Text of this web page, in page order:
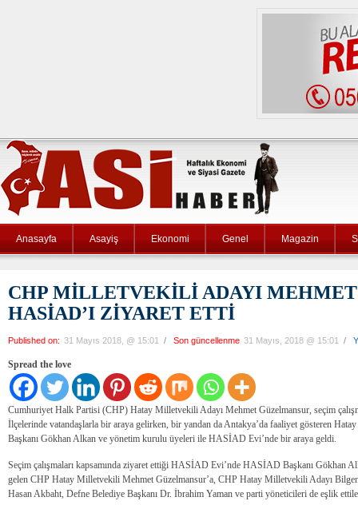
Anasayfa Asayiş Ekonomi Genel Magazin
CHP MİLLETVEKİLİ ADAYI
HASİAD’I ZİYARET ETTİ
Published on: 31 Mayıs 2018, @ 15:01 / Son güncellenme 31 Mayıs, 2018 @ 15:01 /
Spread the love
Cumhuriyet Halk Partisi (CHP) Hatay Milletvekili Adayı Mehmet Güzelmansur, seçim
İlçelerinde vatandaşlarla bir araya gelirken, bir yandan da Antakya’da faaliyet gösteren
Başkanı Gökhan Alkan ve yönetim kurulu üyeleri ile HASİAD Evi’nde bir araya geldi.
Seçim çalışmaları kapsamında ziyaret ettiği HASİAD Evi’nde HASİAD Başkanı Gökhan
gelen CHP Hatay Milletvekili Mehmet Güzelmansur’a, CHP Hatay Milletvekili Adayı
Hasan Akbaht, Defne Belediye Başkanı Dr. İbrahim Yaman ve parti yöneticileri de eşlik